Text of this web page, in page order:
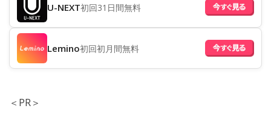
U-NEXT初回31日間無料
Lemino初回初月間無料
＜PR＞